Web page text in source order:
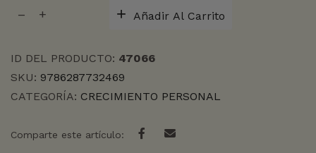
cantidad
Añadir Al Carrito
ID DEL PRODUCTO: 47066
SKU: 9786287732469
CATEGORÍA: CRECIMIENTO PERSONAL
Comparte este artículo: